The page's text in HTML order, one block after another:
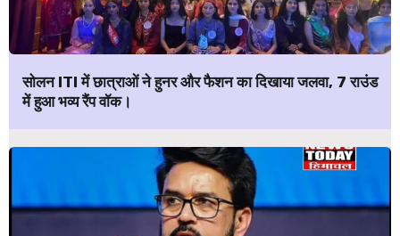
सोलन ITI में छात्राओं ने हुनर और फैशन का दिखाया जलवा, 7 राउंड
में हुआ भव्य रैंप वॉक।